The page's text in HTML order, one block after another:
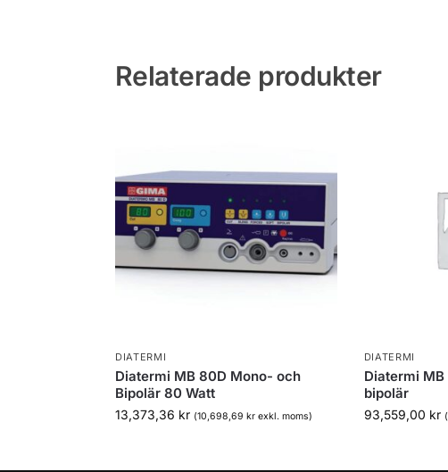
Relaterade produkter
DIATERMI
Diatermi MB 80D Mono- och
Bipolär 80 Watt
13,373,36 kr (10,698,69 krexkl. moms)
DIATERMI
Diatermi
bipolär
93,559,00 kr (